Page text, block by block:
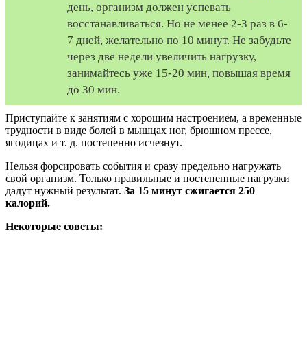
день, организм должен успевать
восстанавливаться. Но не менее 2-3 раз в 6-
7 дней, желательно по 10 минут. Не забудьте
через две недели увеличить нагрузку,
занимайтесь уже 15-20 мин, повышая время
до 30 мин.
Приступайте к занятиям с хорошим настроением, а временные
трудности в виде болей в мышцах ног, брюшном прессе,
ягодицах и т. д. постепенно исчезнут.
Нельзя форсировать события и сразу предельно нагружать
свой организм. Только правильные и постепенные нагрузки
дадут нужный результат. За 15 минут сжигается 250
калорий.
Некоторые советы: